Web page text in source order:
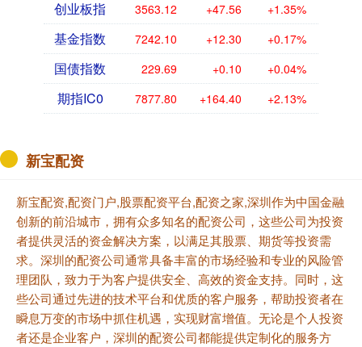
创业板指 3563.12 +47.56 +1.35%
基金指数 7242.10 +12.30 +0.17%
国债指数 229.69 +0.10 +0.04%
期指IC0 7877.80 +164.40 +2.13%
新宝配资
新宝配资,配资门户,股票配资平台,配资之家,深圳作为中国金融
创新的前沿城市，拥有众多知名的配资公司，这些公司为投资
者提供灵活的资金解决方案，以满足其股票、期货等投资需
求。深圳的配资公司通常具备丰富的市场经验和专业的风险管
理团队，致力于为客户提供安全、高效的资金支持。同时，这
些公司通过先进的技术平台和优质的客户服务，帮助投资者在
瞬息万变的市场中抓住机遇，实现财富增值。无论是个人投资
者还是企业客户，深圳的配资公司都能提供定制化的服务方